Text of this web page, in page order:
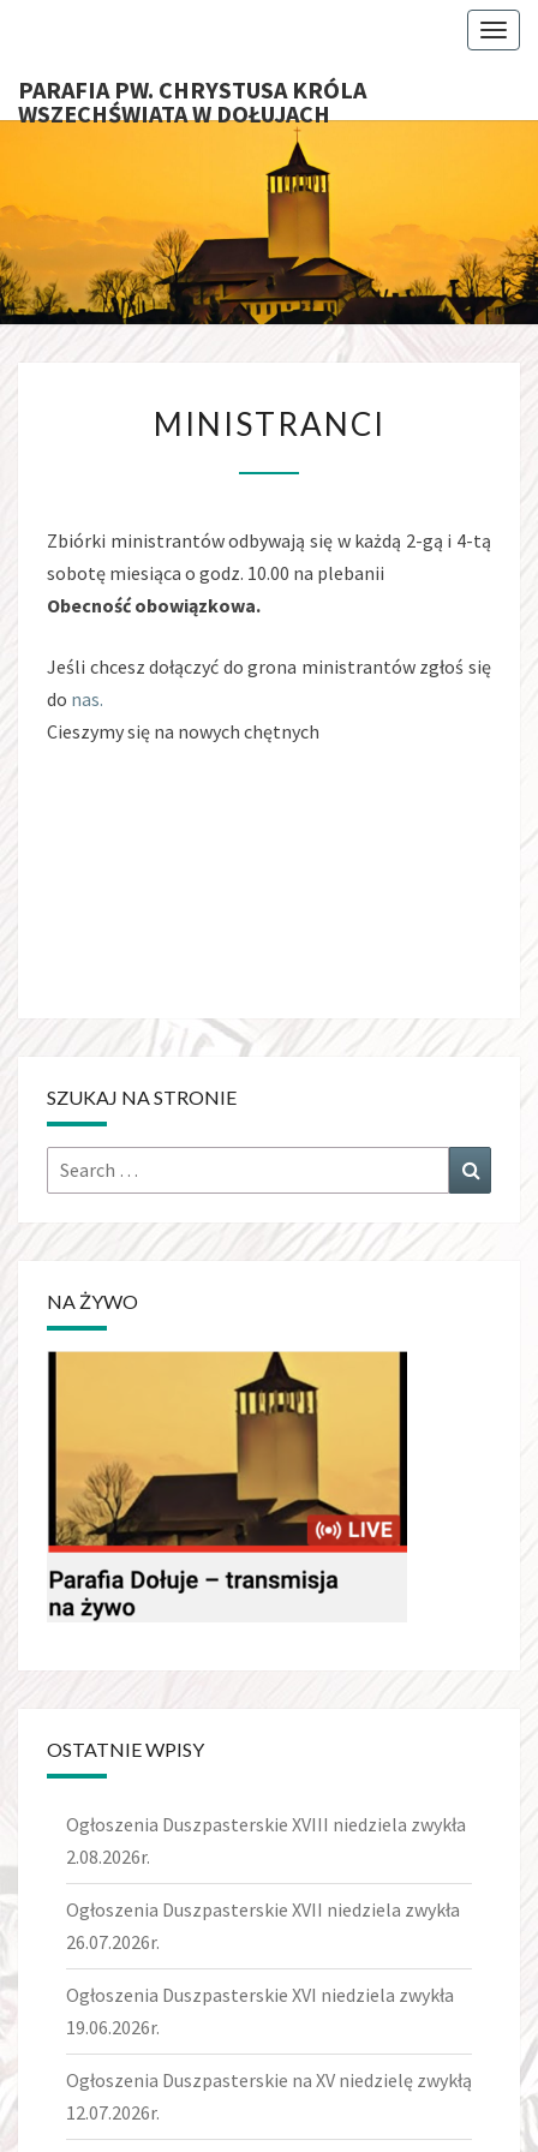
PARAFIA PW. CHRYSTUSA KRÓLA
WSZECHŚWIATA W DOŁUJACH
W
MINISTRANCI
Zbiórki ministrantów odbywają się w każdą 2-gą i 4-tą
sobotę miesiąca o godz. 10.00 na plebanii
Obecność obowiązkowa.
Jeśli chcesz dołączyć do grona ministrantów zgłoś się
do nas.
Cieszymy się na nowych chętnych
SZUKAJ NA STRONIE
Search
for:
NA ŻYWO
OSTATNIE WPISY
Ogłoszenia Duszpasterskie XVIII niedziela zwykła
2.08.2026r.
Ogłoszenia Duszpasterskie XVII niedziela zwykła
26.07.2026r.
Ogłoszenia Duszpasterskie XVI niedziela zwykła
19.06.2026r.
Ogłoszenia Duszpasterskie na XV niedzielę zwykłą
12.07.2026r.